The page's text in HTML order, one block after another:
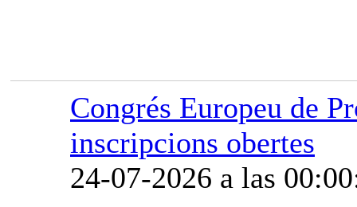
Congrés Europeu de
inscripcions obertes
24-07-2026 a las